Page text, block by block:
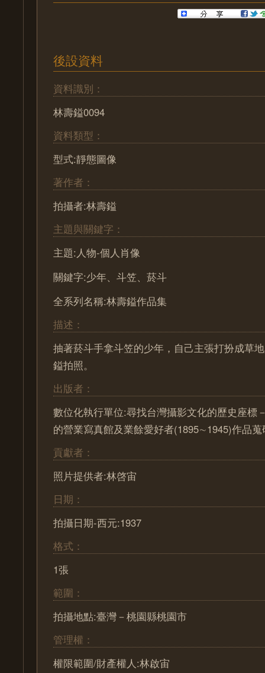
後設資料
資料識別：
林壽鎰0094
資料類型：
型式:靜態圖像
著作者：
拍攝者:林壽鎰
主題與關鍵字：
主題:人物-個人肖像
關鍵字:少年、斗笠、菸斗
全系列名稱:林壽鎰作品集
描述：
抽著菸斗手拿斗笠的少年，自己主張打扮成草
鎰拍照。
出版者：
數位化執行單位:尋找台灣攝影文化的歷史座標
的營業寫真館及業餘愛好者(1895∼1945)作品
貢獻者：
照片提供者:林啓宙
日期：
拍攝日期-西元:1937
格式：
1張
範圍：
拍攝地點:臺灣－桃園縣桃園市
管理權：
權限範圍/財產權人:林啟宙